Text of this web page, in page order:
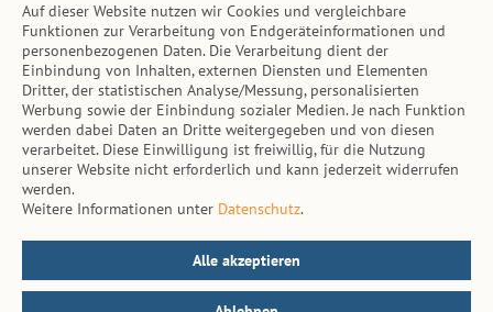
Inhalt
Tierarzt-Suche
Hinweise
AGB
Impressum
Datenschutz
Kontakt
Auf dieser Website nutzen wir Cookies und vergleichbare
Funktionen zur Verarbeitung von Endgeräteinformationen und
personenbezogenen Daten. Die Verarbeitung dient der
Einbindung von Inhalten, externen Diensten und Elementen
Dritter, der statistischen Analyse/Messung, personalisierten
Werbung sowie der Einbindung sozialer Medien. Je nach Funktion
werden dabei Daten an Dritte weitergegeben und von diesen
verarbeitet. Diese Einwilligung ist freiwillig, für die Nutzung
unserer Website nicht erforderlich und kann jederzeit widerrufen
werden.
Weitere Informationen unter Datenschutz.
Alle akzeptieren